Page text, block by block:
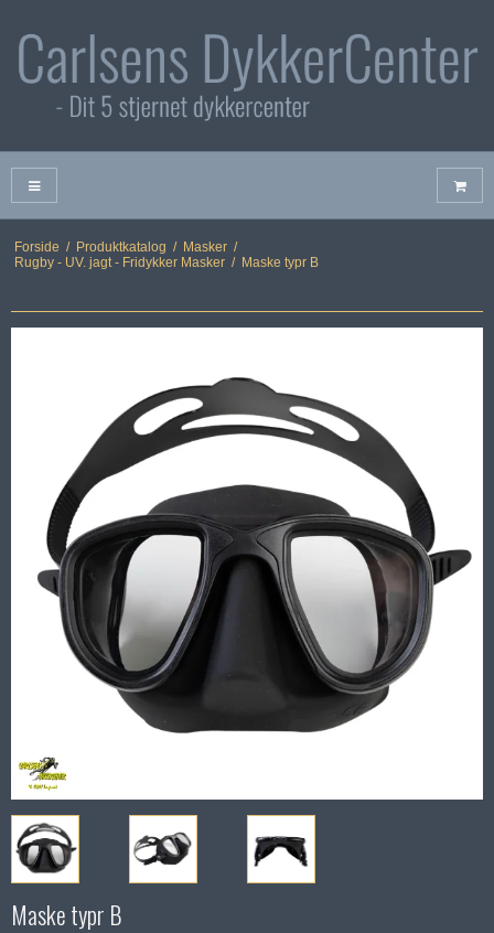
Forside / Produktkatalog / Masker /
Rugby - UV. jagt - Fridykker Masker / Maske typr B
Maske typr B